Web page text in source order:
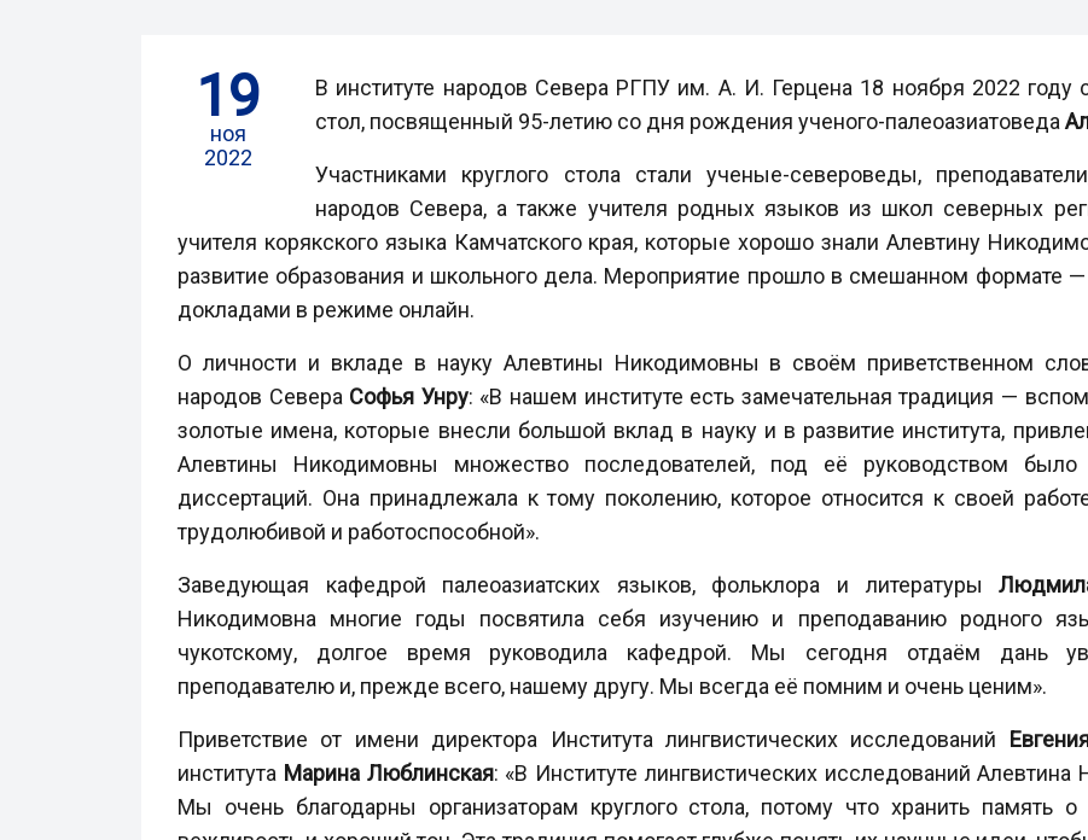
19
ноя
2022
В институте народов Севера РГПУ им. А. И. Герцена 18 ноября 2022 году
стол, посвященный 95-летию со дня рождения ученого-палеоазиатоведа
Участниками круглого стола стали ученые-североведы,
народов Севера, а также учителя родных языков из школ северных
учителя корякского языка Камчатского края, которые хорошо знали Алевтину
развитие образования и школьного дела. Мероприятие прошло в смешанном формате
докладами в режиме онлайн.
О личности и вкладе в науку Алевтины Никодимовны в своём приветственном
народов Севера Софья Унру: «В нашем институте есть замечательная традиция —
золотые имена, которые внесли большой вклад в науку и в развитие института,
Алевтины Никодимовны множество последователей, под её руководством
диссертаций. Она принадлежала к тому поколению, которое относится к своей
трудолюбивой и работоспособной».
Заведующая кафедрой палеоазиатских языков, фольклора и литературы
Никодимовна многие годы посвятила себя изучению и преподаванию родного
чукотскому, долгое время руководила кафедрой. Мы сегодня отдаём дань
преподавателю и, прежде всего, нашему другу. Мы всегда её помним и очень ценим».
Приветствие от имени директора Института лингвистических исследований
института Марина Люблинская: «В Институте лингвистических исследований
Мы очень благодарны организаторам круглого стола, потому что хранить память